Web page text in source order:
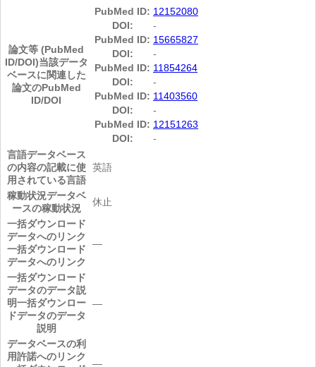
論文等 (PubMed
ID/DOI)当該データ
ベースに関連した
論文のPubMed
ID/DOI
PubMed ID: 12152080
DOI:
-
PubMed ID: 15665827
DOI:
-
PubMed ID: 11854264
DOI:
-
PubMed ID: 11403560
DOI:
-
PubMed ID: 12151263
DOI:
-
言語データベース
の内容の記載に使
用されている言語
英語
稼動状況データベ
ースの稼動状況
休止
一括ダウンロード
データへのリンク
一括ダウンロード
データへのリンク
―
一括ダウンロード
データのデータ説
明一括ダウンロー
ドデータのデータ
説明
―
データベースの利
用許諾へのリンク
―